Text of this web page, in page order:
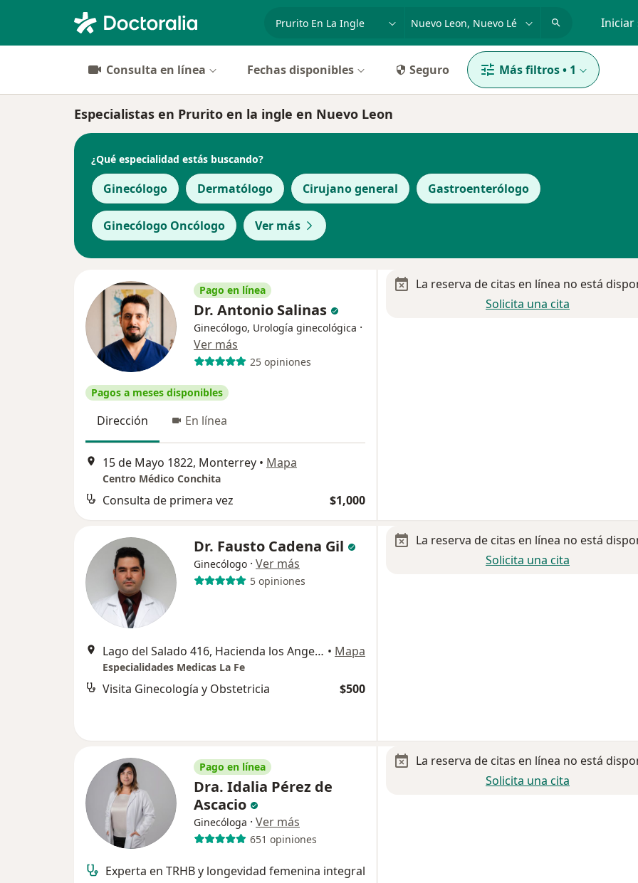
Iniciar
Consulta en línea Fechas disponibles Seguro Más filtros• 1
Especialistas en Prurito en la ingle en Nuevo Leon
¿Qué especialidad estás buscando?
Ginecólogo Dermatólogo Cirujano general Gastroenterólogo
Ginecólogo Oncólogo Ver más
Pago en línea
Dr. Antonio Salinas
Ginecólogo, Urología ginecológica ·
Ver más
25 opiniones
Pagos a meses disponibles
Dirección En línea
15 de Mayo 1822, Monterrey • Mapa
Centro Médico Conchita
Consulta de primera vez $1,000
La reserva de citas en línea no está
Solicita una cita
Dr. Fausto Cadena Gil
Ginecólogo · Ver más
5 opiniones
Lago del Salado 416, Hacienda los Angeles, San Nicolás de los Garza • Mapa
Especialidades Medicas La Fe
Visita Ginecología y Obstetricia $500
La reserva de citas en línea no está
Solicita una cita
Pago en línea
Dra. Idalia Pérez de
Ascacio
Ginecóloga · Ver más
651 opiniones
Experta en TRHB y longevidad femenina integral
La reserva de citas en línea no está
Solicita una cita